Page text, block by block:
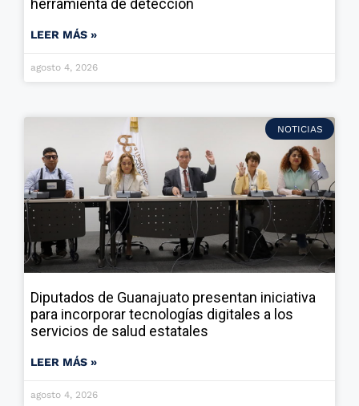
herramienta de detección
LEER MÁS »
agosto 4, 2026
NOTICIAS
Diputados de Guanajuato presentan iniciativa
para incorporar tecnologías digitales a los
servicios de salud estatales
LEER MÁS »
agosto 4, 2026